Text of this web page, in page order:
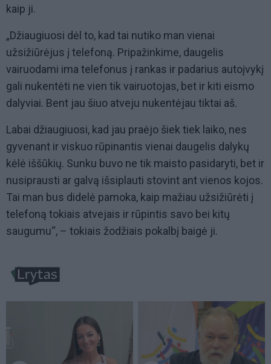
kaip ji.
„Džiaugiuosi dėl to, kad tai nutiko man vienai
užsižiūrėjus į telefoną. Pripažinkime, daugelis
vairuodami ima telefonus į rankas ir padarius autoįvykį
gali nukentėti ne vien tik vairuotojas, bet ir kiti eismo
dalyviai. Bent jau šiuo atveju nukentėjau tiktai aš.
Labai džiaugiuosi, kad jau praėjo šiek tiek laiko, nes
gyvenant ir viskuo rūpinantis vienai daugelis dalykų
kėlė iššūkių. Sunku buvo ne tik maisto pasidaryti, bet ir
nusiprausti ar galvą išsiplauti stovint ant vienos kojos.
Tai man bus didelė pamoka, kaip mažiau užsižiūrėti į
telefoną tokiais atvejais ir rūpintis savo bei kitų
saugumu“, – tokiais žodžiais pokalbį baigė ji.